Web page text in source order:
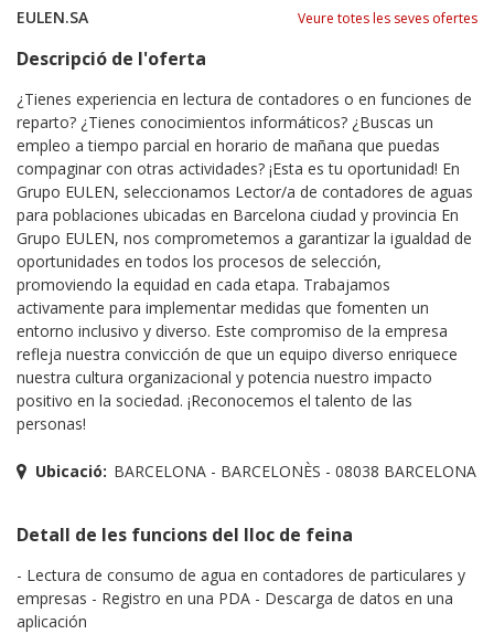
EULEN.SA Veure totes les seves ofertes
Descripció de l'oferta
¿Tienes experiencia en lectura de contadores o en funciones de
reparto? ¿Tienes conocimientos informáticos? ¿Buscas un
empleo a tiempo parcial en horario de mañana que puedas
compaginar con otras actividades? ¡Esta es tu oportunidad! En
Grupo EULEN, seleccionamos Lector/a de contadores de aguas
para poblaciones ubicadas en Barcelona ciudad y provincia En
Grupo EULEN, nos comprometemos a garantizar la igualdad de
oportunidades en todos los procesos de selección,
promoviendo la equidad en cada etapa. Trabajamos
activamente para implementar medidas que fomenten un
entorno inclusivo y diverso. Este compromiso de la empresa
refleja nuestra convicción de que un equipo diverso enriquece
nuestra cultura organizacional y potencia nuestro impacto
positivo en la sociedad. ¡Reconocemos el talento de las
personas!
Ubicació: BARCELONA - BARCELONÈS - 08038 BARCELONA
Detall de les funcions del lloc de feina
- Lectura de consumo de agua en contadores de particulares y
empresas - Registro en una PDA - Descarga de datos en una
aplicación